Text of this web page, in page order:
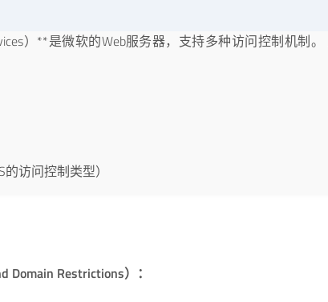
）**是微软的Web服务器，支持多种访问控制机制。
访问控制类型）
Domain Restrictions）：